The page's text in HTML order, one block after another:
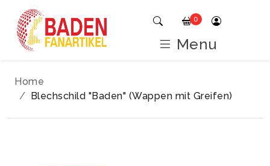
Home
Blechschild "Baden" (Wappen mit Greifen)
0
Menu